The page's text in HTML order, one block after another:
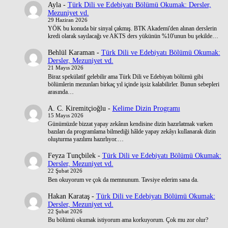
Ayla- Türk Dili ve Edebiyatı Bölümü Okumak: Dersler,
Mezuniyet vd.
29 Haziran 2026
YÖK bu konuda bir sinyal çakmış. BTK Akademi'den alınan derslerin
kredi olarak sayılacağı ve AKTS ders yükünün %10'unun bu şekilde…
Behlül Karaman- Türk Dili ve Edebiyatı Bölümü Okumak:
Dersler, Mezuniyet vd.
21 Mayıs 2026
Biraz spekülatif gelebilir ama Türk Dili ve Edebiyatı bölümü gibi
bölümlerin mezunları birkaç yıl içinde işsiz kalabilirler. Bunun sebepleri
arasında…
A. C. Kiremitçioğlu - Kelime Dizin Programı
15 Mayıs 2026
Günümüzde bizzat yapay zekânın kendisine dizin hazırlatmak varken
bazıları da programlama bilmediği hâlde yapay zekâyı kullanarak dizin
oluşturma yazılımı hazırlıyor.…
Feyza Tunçbilek- Türk Dili ve Edebiyatı Bölümü Okumak:
Dersler, Mezuniyet vd.
22 Şubat 2026
Ben okuyorum ve çok da memnunum. Tavsiye ederim sana da.
Hakan Karataş- Türk Dili ve Edebiyatı Bölümü Okumak:
Dersler, Mezuniyet vd.
22 Şubat 2026
Bu bölümü okumak istiyorum ama korkuyorum. Çok mu zor olur?